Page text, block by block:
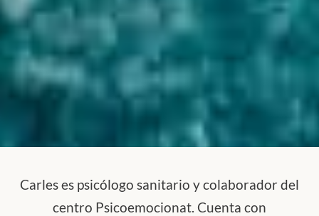
Carles es psicólogo sanitario y colaborador del
centro Psicoemocionat. Cuenta con